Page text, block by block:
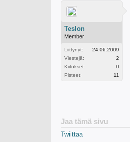
Teslon
Member
Liittynyt:
24.06.2009
Viestejä:
2
Kiitokset:
0
Pisteet:
11
Jaa tämä sivu
Twiittaa